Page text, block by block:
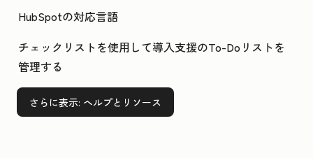
HubSpotの対応言語
チェックリストを使用して導入支援のTo-Doリストを
管理する
さらに表示: ヘルプとリソース